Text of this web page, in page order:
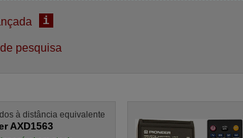
i
pesquisa
à distância equivalente
AXD1563